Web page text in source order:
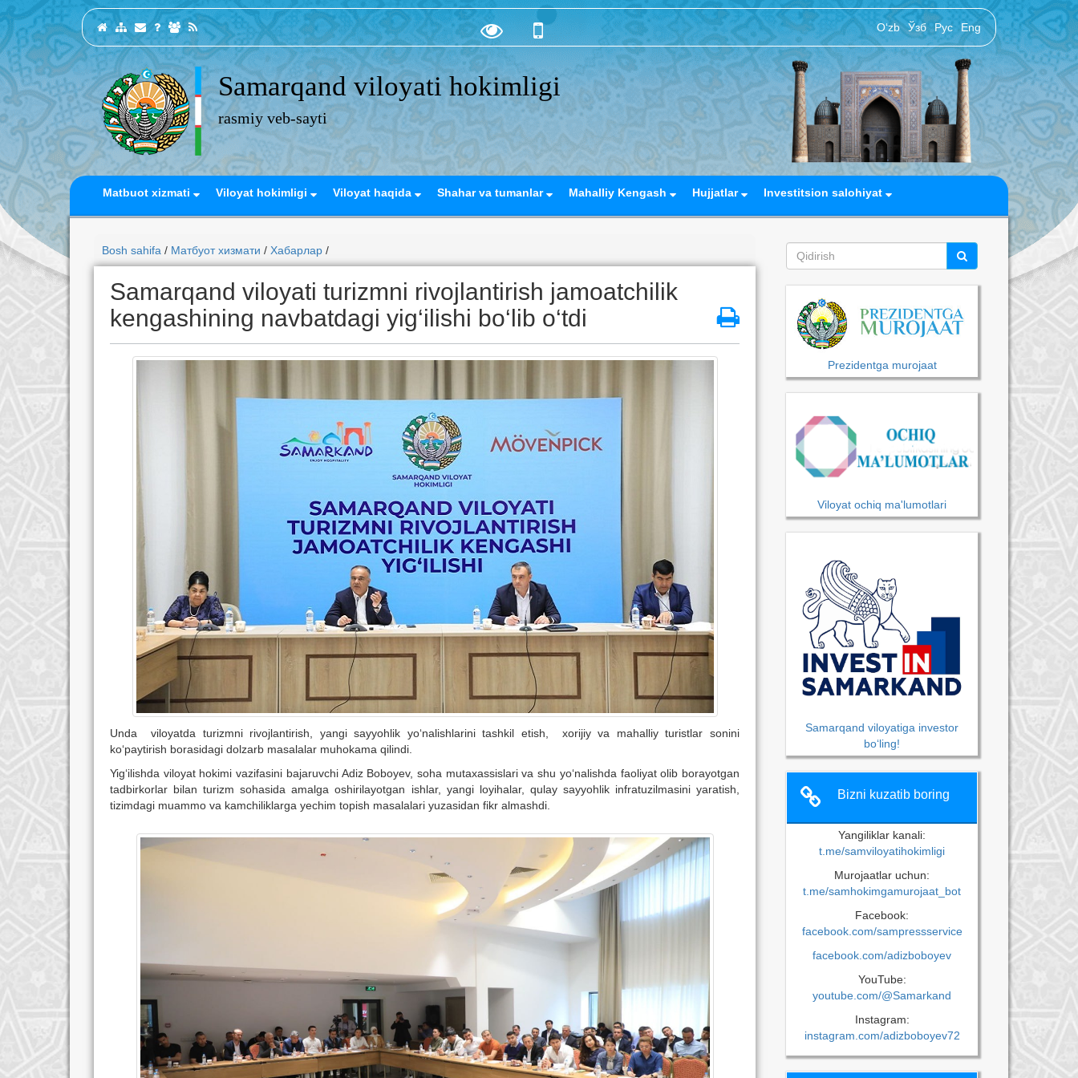
O‘zb Ўзб Рус Eng
Samarqand viloyati hokimligi
rasmiy veb-sayti
Matbuot xizmati Viloyat hokimligi Viloyat haqida Shahar va tumanlar Mahalliy Kengash Hujjatlar Investitsion salohiyat
Bosh sahifa / Матбуот хизмати / Хабарлар /
Samarqand viloyati turizmni rivojlantirish jamoatchilik
kengashining navbatdagi yig‘ilishi bo‘lib o‘tdi
Unda viloyatda turizmni rivojlantirish, yangi sayyohlik yo‘nalishlarini tashkil etish, xorijiy va mahalliy turistlar sonini
ko‘paytirish borasidagi dolzarb masalalar muhokama qilindi.
Yig‘ilishda viloyat hokimi vazifasini bajaruvchi Adiz Boboyev, soha mutaxassislari va shu yo‘nalishda faoliyat olib borayotgan
tadbirkorlar bilan turizm sohasida amalga oshirilayotgan ishlar, yangi loyihalar, qulay sayyohlik infratuzilmasini yaratish,
tizimdagi muammo va kamchiliklarga yechim topish masalalari yuzasidan fikr almashdi.
Prezidentga murojaat
Viloyat ochiq ma'lumotlari
Samarqand viloyatiga investor
bo‘ling!
Bizni kuzatib boring
Yangiliklar kanali:
t.me/samviloyatihokimligi
Murojaatlar uchun:
t.me/samhokimgamurojaat_bot
Facebook:
facebook.com/sampressservice
facebook.com/adizboboyev
YouTube:
youtube.com/@Samarkand
Instagram:
instagram.com/adizboboyev72